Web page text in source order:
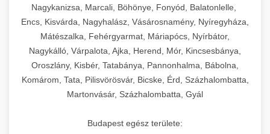
Nagykanizsa, Marcali, Böhönye, Fonyód, Balatonlelle,
Encs, Kisvárda, Nagyhalász, Vásárosnamény, Nyíregyháza,
Mátészalka, Fehérgyarmat, Máriapócs, Nyírbátor,
Nagykálló, Várpalota, Ajka, Herend, Mór, Kincsesbánya,
Oroszlány, Kisbér, Tatabánya, Pannonhalma, Bábolna,
Komárom, Tata, Pilisvörösvár, Bicske, Érd, Százhalombatta,
Martonvásár, Százhalombatta, Gyál
Budapest egész területe: